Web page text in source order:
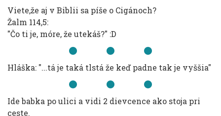
Viete,že aj v Biblii sa píše o Cigánoch?
Žalm 114,5:
"Čo ti je, móre, že utekáš?" :D
Hláška: "...tá je taká tlstá že keď padne tak je vyššia"
Ide babka po ulici a vidi 2 dievcence ako stoja pri
ceste.